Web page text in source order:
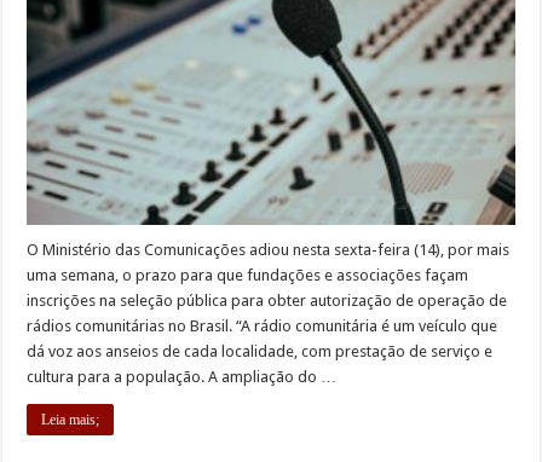
O Ministério das Comunicações adiou nesta sexta-feira (14), por mais
uma semana, o prazo para que fundações e associações façam
inscrições na seleção pública para obter autorização de operação de
rádios comunitárias no Brasil. “A rádio comunitária é um veículo que
dá voz aos anseios de cada localidade, com prestação de serviço e
cultura para a população. A ampliação do …
Leia mais;